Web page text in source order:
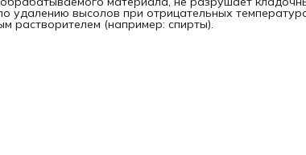
удалению высолов при отрицательных
растворителем (например: спирты).